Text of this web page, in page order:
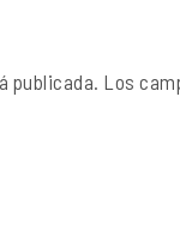
publicada. Los